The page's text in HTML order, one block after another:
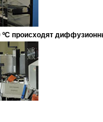
ºС происходят